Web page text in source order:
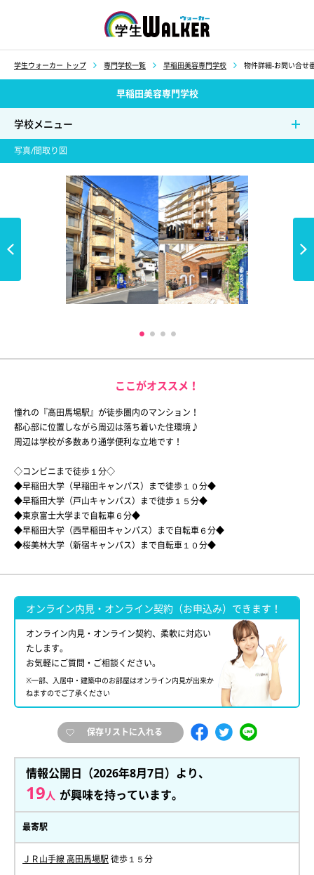
学生ウォーカー トップ 専門学校一覧 早稲田美容専門学校 物件詳細-お問い合せ
早稲田美容専門学校
学校メニュー
写真/間取り図
ここがオススメ！
憧れの『高田馬場駅』が徒歩圏内のマンション！
都心部に位置しながら周辺は落ち着いた住環境♪
周辺は学校が多数あり通学便利な立地です！
◇コンビニまで徒歩１分◇
◆早稲田大学（早稲田キャンパス）まで徒歩１０分◆
◆早稲田大学（戸山キャンパス）まで徒歩１５分◆
◆東京富士大学まで自転車６分◆
◆早稲田大学（西早稲田キャンパス）まで自転車６分◆
◆桜美林大学（新宿キャンパス）まで自転車１０分◆
オンライン内見・オンライン契約（お申込み）できます！
オンライン内見・オンライン契約、柔軟に対応い
たします。
お気軽にご質問・ご相談ください。
※一部、入居中・建築中のお部屋はオンライン内見が出来か
ねますのでご了承ください
保存リストに入れる
情報公開日（2026年8月7日）より、
19人 が興味を持っています。
最寄駅
ＪＲ山手線 高田馬場駅 徒歩１５分